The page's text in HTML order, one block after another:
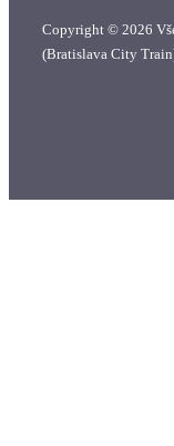
Copyright © 2026
(Bratislava City